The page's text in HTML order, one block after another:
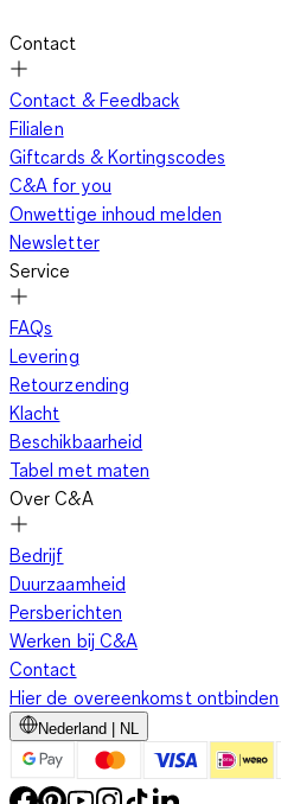
degelijkheid en een meer
mag een kern van waarheid
van aan als jij een geruit rokje
omarmt de charme van rokken
kunt beginnen met kiezen welke
Een lange rok kan heel chic
prominente rol van het
trekken.Een geruite midi-rok is
setting als in je vrije tijd passend
jou het meeste aanspreekt via
een geruite rok C&A als een van
Ga voor een geruite minirok als
zomerse waarden gaat en jij je
hem strak of mag het allemaal
ruiten kan zowel sexy als chic
rok met knopen, maak dan de
bewegingsvrijheid nodig hebt of
Plooirokken en plissérokken
uitstraling en zijn heel geschikt
karakter wilt accentueren.
eigentijdse versie met een van
C&A? Probeer dan eens een
oog springend
met vlotte blouses, T-shirts of
accessoires niet. Bij C&A vind je
riemen, tassen en sieraden.
Contact
Contact & Feedback
Filialen
Giftcards & Kortingscodes
C&A for you
Onwettige inhoud melden
Newsletter
Service
FAQs
Levering
Retourzending
Klacht
Beschikbaarheid
Tabel met maten
Over C&A
Bedrijf
Duurzaamheid
Persberichten
Werken bij C&A
Contact
Hier de overeenkomst ontbinden
Nederland | NL